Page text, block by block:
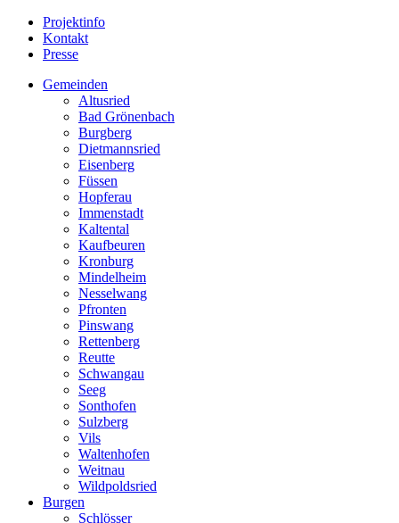
Projektinfo
Kontakt
Presse
Gemeinden
Altusried
Bad Grönenbach
Burgberg
Dietmannsried
Eisenberg
Füssen
Hopferau
Immenstadt
Kaltental
Kaufbeuren
Kronburg
Mindelheim
Nesselwang
Pfronten
Pinswang
Rettenberg
Reutte
Schwangau
Seeg
Sonthofen
Sulzberg
Vils
Waltenhofen
Weitnau
Wildpoldsried
Burgen
Schlösser